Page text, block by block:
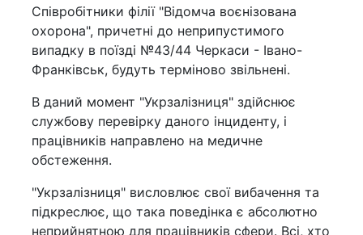
Співробітники філії "Відомча воєнізована
охорона", причетні до неприпустимого
випадку в поїзді №43/44 Черкаси - Івано-
Франківськ, будуть терміново звільнені.
В даний момент "Укрзалізниця" здійснює
службову перевірку даного інциденту, і
працівників направлено на медичне
обстеження.
"Укрзалізниця" висловлює свої вибачення та
підкреслює, що така поведінка є абсолютно
неприйнятною для працівників сфери. Всі, хто